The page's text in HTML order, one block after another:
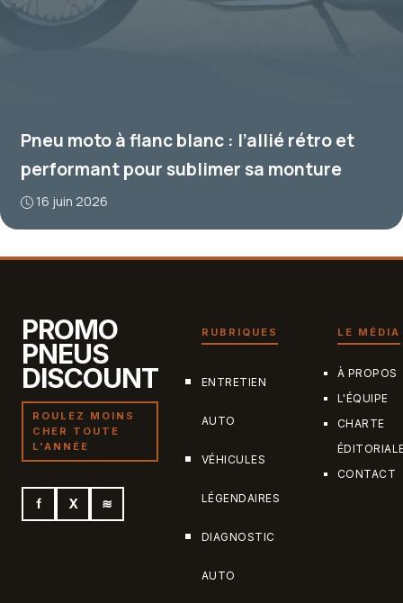
Pneu moto à flanc blanc : l’allié rétro et
performant pour sublimer sa monture
16 juin 2026
PROMO
PNEUS
DISCOUNT
ROULEZ MOINS
CHER TOUTE
L'ANNÉE
f X ≋
RUBRIQUES
ENTRETIEN
AUTO
VÉHICULES
LÉGENDAIRES
DIAGNOSTIC
AUTO
LE MÉDIA
À PROPOS
L'ÉQUIPE
CHARTE
CONTACT